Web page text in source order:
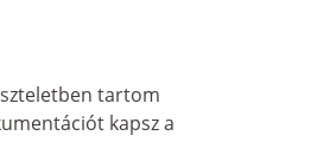
tartom
kapsz a